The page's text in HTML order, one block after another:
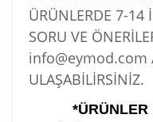
ÜRÜNLERDE 7-14
SORU VE
info@eymod.com
ULAŞABİLİRSİNİZ.
*ÜRÜNLER